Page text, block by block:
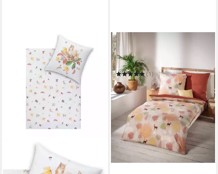
KAEPPEL
Bettwäsche Autumn
135 x 200 cm
(1)
ab 40,95 €
in 2-3 Werktagen bei dir